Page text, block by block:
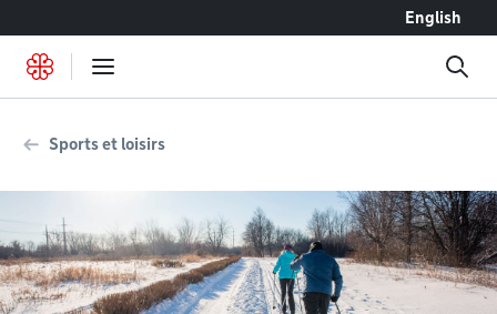
English
Sports et loisirs